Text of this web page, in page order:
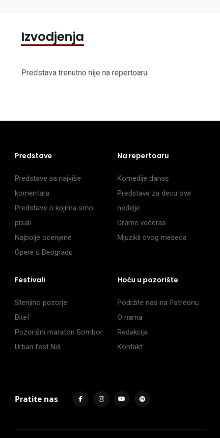
Izvodjenja
Predstava trenutno nije na repertoaru.
Predstave
Predstave sa najviše
komentara
Predstave o kojima smo
pisali
Najbolje ocenjene
Opere u Beogradu
Na repertoaru
Komedije danas
Predstave za decu ove
nedelje
Drame večeras
Mjuzikli ovog meseca
Festivali
Sterijino pozorje
Bitef
Pozorišni maraton Sombor
Urban fest Niš
Hoću u pozorište
Podržite nas na Patreonu
O nama
Redakcija
Kontakt
Pratite nas